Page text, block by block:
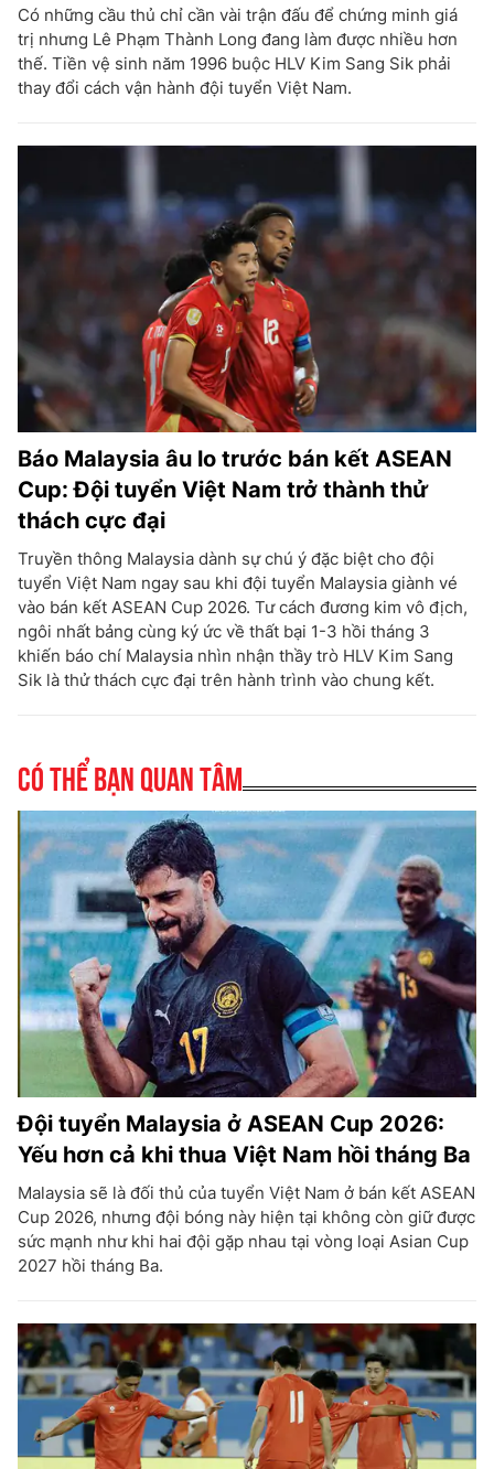
Có những cầu thủ chỉ cần vài trận đấu để chứng minh giá
trị nhưng Lê Phạm Thành Long đang làm được nhiều hơn
thế. Tiền vệ sinh năm 1996 buộc HLV Kim Sang Sik phải
thay đổi cách vận hành đội tuyển Việt Nam.
Báo Malaysia âu lo trước bán kết ASEAN
Cup: Đội tuyển Việt Nam trở thành thử
thách cực đại
Truyền thông Malaysia dành sự chú ý đặc biệt cho đội
tuyển Việt Nam ngay sau khi đội tuyển Malaysia giành vé
vào bán kết ASEAN Cup 2026. Tư cách đương kim vô địch,
ngôi nhất bảng cùng ký ức về thất bại 1-3 hồi tháng 3
khiến báo chí Malaysia nhìn nhận thầy trò HLV Kim Sang
Sik là thử thách cực đại trên hành trình vào chung kết.
Có thể bạn quan tâm
Đội tuyển Malaysia ở ASEAN Cup 2026:
Yếu hơn cả khi thua Việt Nam hồi tháng Ba
Malaysia sẽ là đối thủ của tuyển Việt Nam ở bán kết ASEAN
Cup 2026, nhưng đội bóng này hiện tại không còn giữ được
sức mạnh như khi hai đội gặp nhau tại vòng loại Asian Cup
2027 hồi tháng Ba.